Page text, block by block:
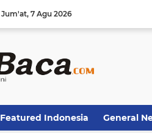
Jum'at 7 Agu 2026
Featured Indonesia General